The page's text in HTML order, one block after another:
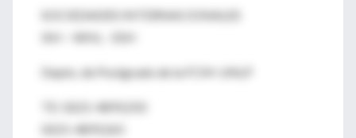
SOCIEDADES INTERNACIONALES
ISH – WHL - ESH
Depto. de Postgrado de la FCM-UNLP
TE: 0221-4891250
0221-4891265